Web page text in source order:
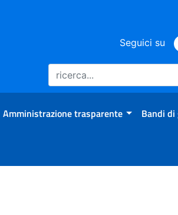
Seguici su
Amministrazione trasparente Bandi di